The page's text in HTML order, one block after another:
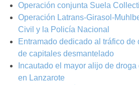
Operación conjunta Suela
Operación Latrans-Girasol-
Civil y la Policía Nacional
Entramado dedicado al tráfico
de capitales desmantelado
Incautado el mayor alijo de
en Lanzarote